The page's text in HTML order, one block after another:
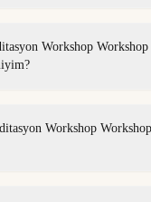
Workshop Workshop
Workshop